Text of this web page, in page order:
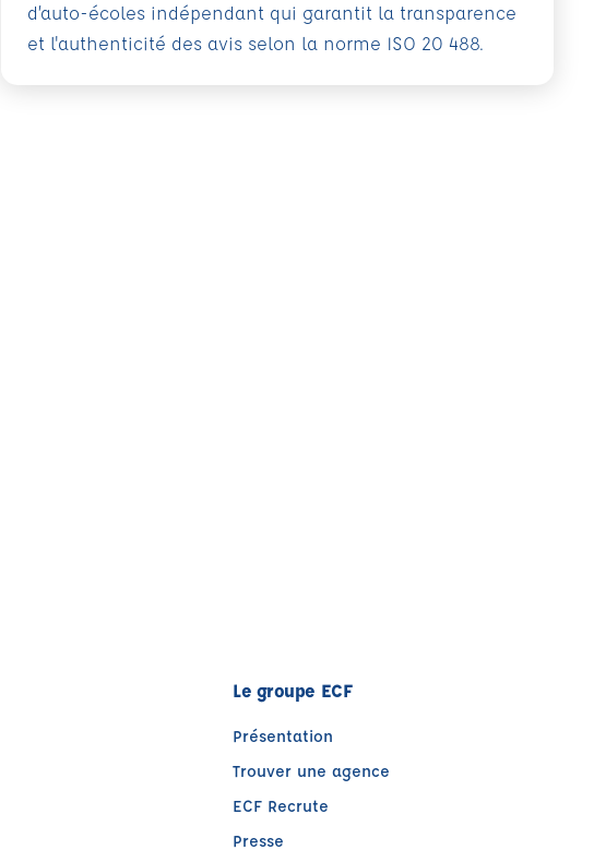
d’auto-écoles indépendant qui garantit la transparence
et l'authenticité des avis selon la norme ISO 20 488.
Le groupe ECF
Présentation
Trouver une agence
ECF Recrute
Presse